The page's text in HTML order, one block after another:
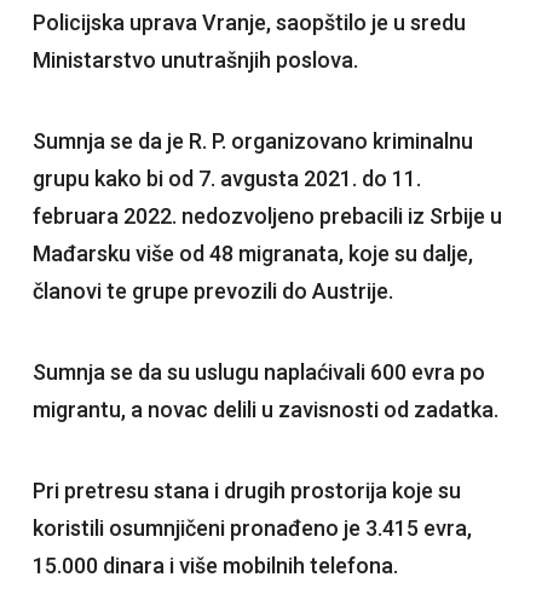
Policijska uprava Vranje, saopštilo je u sredu
Ministarstvo unutrašnjih poslova.
Sumnja se da je R. P. organizovano kriminalnu
grupu kako bi od 7. avgusta 2021. do 11.
februara 2022. nedozvoljeno prebacili iz Srbije u
Mađarsku više od 48 migranata, koje su dalje,
članovi te grupe prevozili do Austrije.
Sumnja se da su uslugu naplaćivali 600 evra po
migrantu, a novac delili u zavisnosti od zadatka.
Pri pretresu stana i drugih prostorija koje su
koristili osumnjičeni pronađeno je 3.415 evra,
15.000 dinara i više mobilnih telefona.